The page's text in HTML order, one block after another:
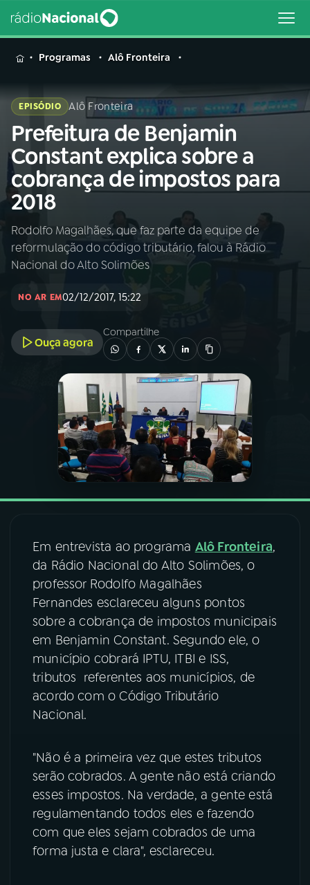
MENU
Buscar
na
Rádio
Nacional
Buscar
01INÍCIO
02A RÁDIO
03PROGRAMAÇÃO
PROGRAMAS
PODCASTS
VIDEOCASTS
08 FESTIVAL DE MÚSICA
ACOMPANHE A RÁDIO NACIONAL
YouTube Facebook
Instagram X
TikTok
Programas Alô Fronteira
EPISÓDIO Alô Fronteira
Prefeitura de Benjamin
Constant explica sobre a
cobrança de impostos para
2018
Rodolfo Magalhães, que faz parte da equipe de
reformulação do código tributário, falou à Rádio
Nacional do Alto Solimões
NO AR EM02/12/2017, 15:22
Ouça agora
Compartilhe
Em entrevista ao programa Alô Fronteira,
da Rádio Nacional do Alto Solimões, o
professor Rodolfo Magalhães
Fernandes esclareceu alguns pontos
sobre a cobrança de impostos municipais
em Benjamin Constant. Segundo ele, o
município cobrará IPTU, ITBI e ISS,
tributos referentes aos municípios, de
acordo com o Código Tributário
Nacional.
"Não é a primeira vez que estes tributos
serão cobrados. A gente não está criando
esses impostos. Na verdade, a gente está
regulamentando todos eles e fazendo
com que eles sejam cobrados de uma
forma justa e clara", esclareceu.